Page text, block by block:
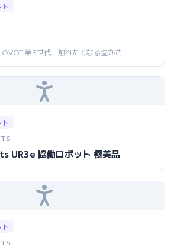
ト
第3世代、触れたくなる温かさ
ト
UR3e 協働ロボット 極美品
ト